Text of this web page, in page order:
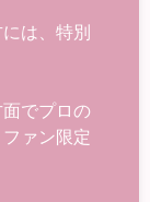
は、特別
でプロの
ァン限定